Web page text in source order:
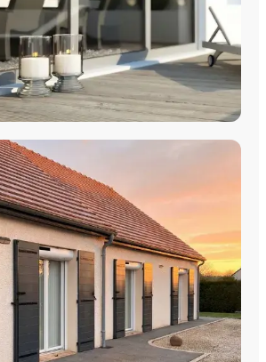
& BAIES VITRÉES
coulissantes et portes-fenêtres
par les équipes Plein Jour Habitat.